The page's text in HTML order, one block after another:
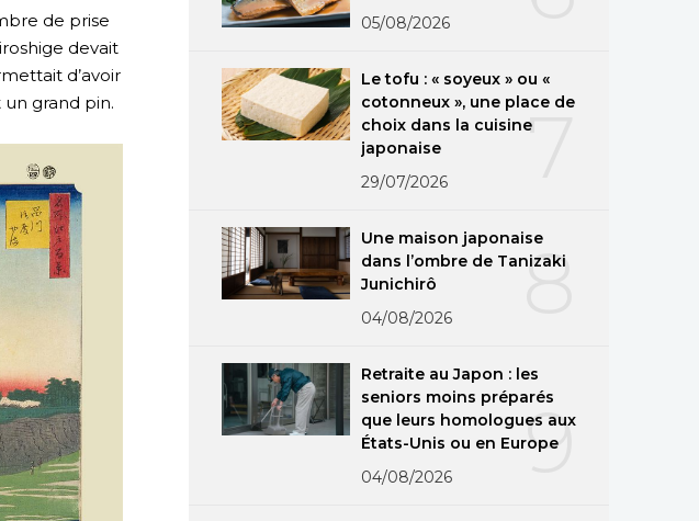
de prise
devait
d’avoir
un grand pin.
05/08/2026
7
Le tofu : « soyeux » ou «
cotonneux », une place de
choix dans la cuisine
japonaise
29/07/2026
8
Une maison japonaise
dans l’ombre de Tanizaki
Junichirô
04/08/2026
9
Retraite au Japon : les
seniors moins préparés
que leurs homologues aux
États-Unis ou en Europe
04/08/2026